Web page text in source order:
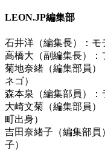
LEON.JP編集部
石井洋（編集長）：
高橋大（副編集長）：
菊地奈緒（編集部員
ネゴ）
森本泉（編集部員）：
大崎文菊（編集部員
町出身）
吉田奈緒子（編集部
子）